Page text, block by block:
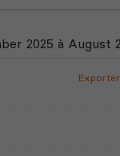
Exporter